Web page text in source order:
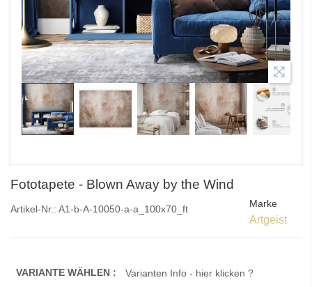
Fototapete - Blown Away by the Wind
Artikel-Nr.: A1-b-A-10050-a-a_100x70_ft Marke
Artgeist
VARIANTE WÄHLEN : Varianten Info - hier klicken ?